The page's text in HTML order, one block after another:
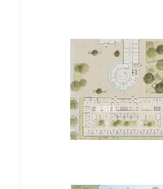
© GTL